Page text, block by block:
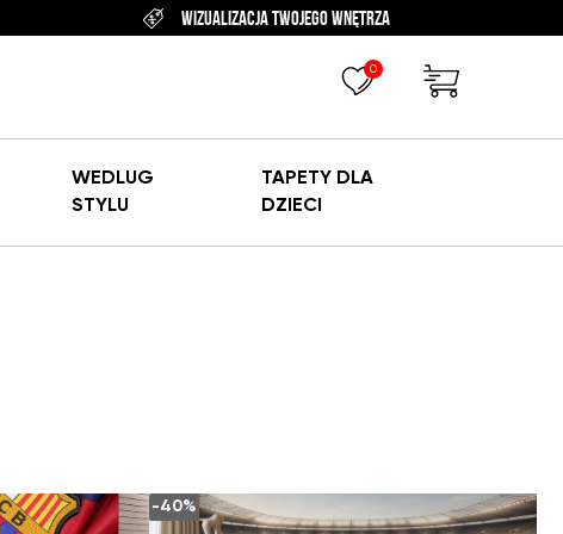
WIZUALIZACJA TWOJEGO WNĘTRZA
0
WEDLUG
STYLU
TAPETY DLA
DZIECI
-40%